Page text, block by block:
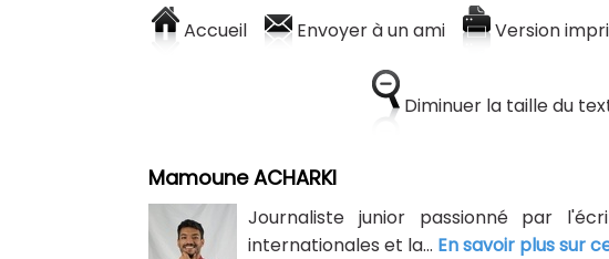
Accueil Envoyer à un ami Version
Diminuer la taille du
Mamoune ACHARKI
Journaliste junior passionné par
internationales et la... En savoir plus sur